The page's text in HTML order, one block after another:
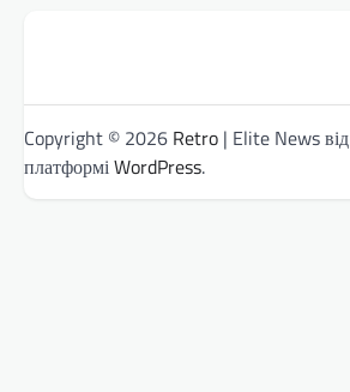
Copyright © 2026 Retro | Elite News від
платформіWordPress.